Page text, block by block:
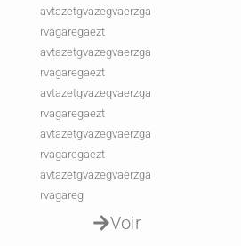
avtazetgvazegvaerzga
rvagaregaezt
avtazetgvazegvaerzga
rvagaregaezt
avtazetgvazegvaerzga
rvagaregaezt
avtazetgvazegvaerzga
rvagaregaezt
avtazetgvazegvaerzga
rvagareg
Voir